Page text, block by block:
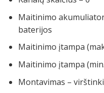
Maitinimo
baterijos
Maitinimo įtampa
Maitinimo įtampa
Montavimas –